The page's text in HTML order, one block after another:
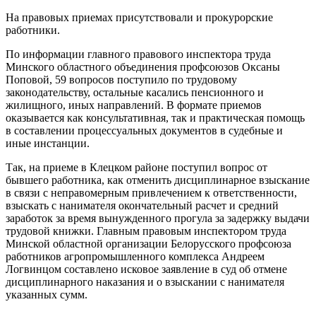
На правовых приемах присутствовали и прокурорские
работники.
По информации главного правового инспектора труда
Минского областного объединения профсоюзов Оксаны
Поповой, 59 вопросов поступило по трудовому
законодательству, остальные касались пенсионного и
жилищного, иных направлений. В формате приемов
оказывается как консультативная, так и практическая помощь
в составлении процессуальных документов в судебные и
иные инстанции.
Так, на приеме в Клецком районе поступил вопрос от
бывшего работника, как отменить дисциплинарное взыскание
в связи с неправомерным привлечением к ответственности,
взыскать с нанимателя окончательный расчет и средний
заработок за время вынужденного прогула за задержку выдачи
трудовой книжки. Главным правовым инспектором труда
Минской областной организации Белорусского профсоюза
работников агропромышленного комплекса Андреем
Логвинцом составлено исковое заявление в суд об отмене
дисциплинарного наказания и о взыскании с нанимателя
указанных сумм.